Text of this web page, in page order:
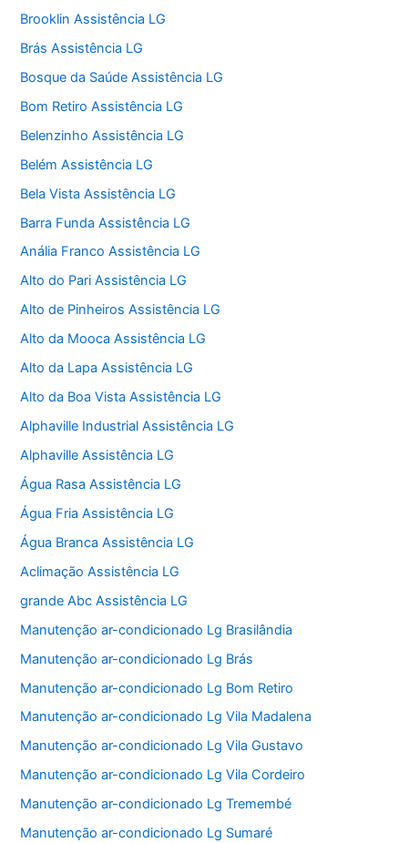
Brooklin Assistência LG
Brás Assistência LG
Bosque da Saúde Assistência LG
Bom Retiro Assistência LG
Belenzinho Assistência LG
Belém Assistência LG
Bela Vista Assistência LG
Barra Funda Assistência LG
Anália Franco Assistência LG
Alto do Pari Assistência LG
Alto de Pinheiros Assistência LG
Alto da Mooca Assistência LG
Alto da Lapa Assistência LG
Alto da Boa Vista Assistência LG
Alphaville Industrial Assistência LG
Alphaville Assistência LG
Água Rasa Assistência LG
Água Fria Assistência LG
Água Branca Assistência LG
Aclimação Assistência LG
grande Abc Assistência LG
Manutenção ar-condicionado Lg Brasilândia
Manutenção ar-condicionado Lg Brás
Manutenção ar-condicionado Lg Bom Retiro
Manutenção ar-condicionado Lg Vila Madalena
Manutenção ar-condicionado Lg Vila Gustavo
Manutenção ar-condicionado Lg Vila Cordeiro
Manutenção ar-condicionado Lg Tremembé
Manutenção ar-condicionado Lg Sumaré